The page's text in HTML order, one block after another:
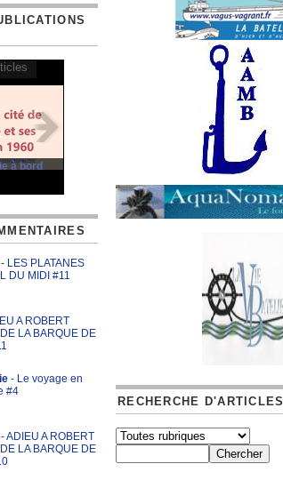
à bord
- LES PLATANES
DU MIDI #11
A ROBERT
LA BARQUE DE
- Le voyage en
#4
- ADIEU A ROBERT
LA BARQUE DE
RECHERCHE D'ARTICLES